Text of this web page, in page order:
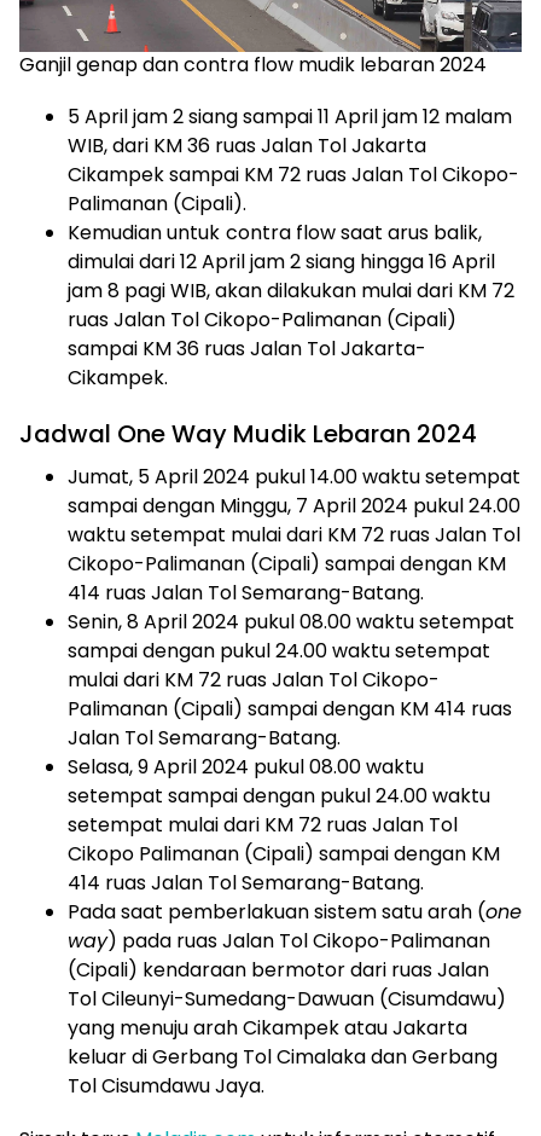
Ganjil genap dan contra flow mudik lebaran 2024
5 April jam 2 siang sampai 11 April jam 12 malam
WIB, dari KM 36 ruas Jalan Tol Jakarta
Cikampek sampai KM 72 ruas Jalan Tol Cikopo-
Palimanan (Cipali).
Kemudian untuk contra flow saat arus balik,
dimulai dari 12 April jam 2 siang hingga 16 April
jam 8 pagi WIB, akan dilakukan mulai dari KM 72
ruas Jalan Tol Cikopo-Palimanan (Cipali)
sampai KM 36 ruas Jalan Tol Jakarta-
Cikampek.
Jadwal One Way Mudik Lebaran 2024
Jumat, 5 April 2024 pukul 14.00 waktu setempat
sampai dengan Minggu, 7 April 2024 pukul 24.00
waktu setempat mulai dari KM 72 ruas Jalan Tol
Cikopo-Palimanan (Cipali) sampai dengan KM
414 ruas Jalan Tol Semarang-Batang.
Senin, 8 April 2024 pukul 08.00 waktu setempat
sampai dengan pukul 24.00 waktu setempat
mulai dari KM 72 ruas Jalan Tol Cikopo-
Palimanan (Cipali) sampai dengan KM 414 ruas
Jalan Tol Semarang-Batang.
Selasa, 9 April 2024 pukul 08.00 waktu
setempat sampai dengan pukul 24.00 waktu
setempat mulai dari KM 72 ruas Jalan Tol
Cikopo Palimanan (Cipali) sampai dengan KM
414 ruas Jalan Tol Semarang-Batang.
Pada saat pemberlakuan sistem satu arah (one
way) pada ruas Jalan Tol Cikopo-Palimanan
(Cipali) kendaraan bermotor dari ruas Jalan
Tol Cileunyi-Sumedang-Dawuan (Cisumdawu)
yang menuju arah Cikampek atau Jakarta
keluar di Gerbang Tol Cimalaka dan Gerbang
Tol Cisumdawu Jaya.